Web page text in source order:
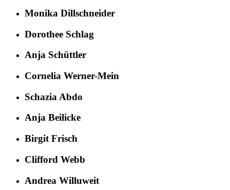
Monika Dillschneider
Dorothee Schlag
Anja Schüttler
Cornelia Werner-Mein
Schazia Abdo
Anja Beilicke
Birgit Frisch
Clifford Webb
Andrea Willuweit